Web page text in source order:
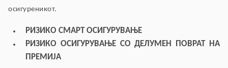
осигуреникот.
РИЗИКО СМАРТ ОСИГУРУВАЊЕ
РИЗИКО ОСИГУРУВАЊЕ СО ДЕЛУМЕН ПОВРАТ НА
ПРЕМИЈА